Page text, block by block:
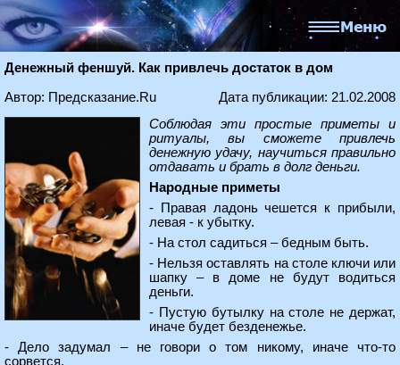
Денежный феншуй. Как привлечь достаток в дом
Автор: Предсказание.Ru
Дата публикации: 21.02.2008
Соблюдая эти простые приметы и
ритуалы, вы сможете привлечь
денежную удачу, научиться правильно
отдавать и брать в долг деньги.
Народные приметы
- Правая ладонь чешется к прибыли,
левая - к убытку.
- На стол садиться – бедным быть.
- Нельзя оставлять на столе ключи или
шапку – в доме не будут водиться
деньги.
- Пустую бутылку на столе не держат,
иначе будет безденежье.
- Дело задумал – не говори о том никому, иначе что-то
сорвется.